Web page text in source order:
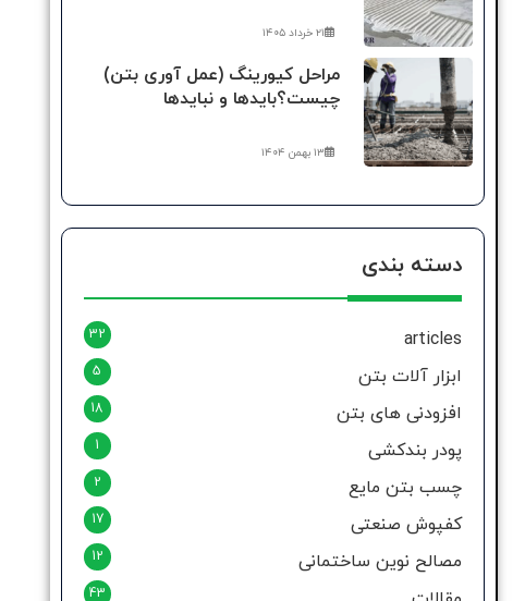
۲۱ خرداد ۱۴۰۵
مراحل کیورینگ (عمل آوری بتن)
چیست؟بایدها و نبایدها
۱۳ بهمن ۱۴۰۴
دسته بندی
articles
32
ابزار آلات بتن 5
افزودنی های بتن 18
پودر بندکشی 1
چسب بتن مایع 2
کفپوش صنعتی 17
مصالح نوین ساختمانی 12
43